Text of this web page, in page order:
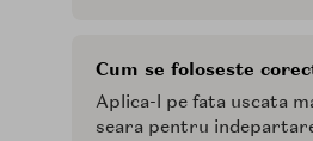
Cum se foloseste
Aplica-l pe fata uscata
seara pentru